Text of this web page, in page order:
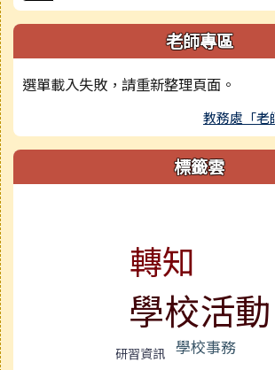
老師專區
選單載入失敗，請重新整理頁面。
教務處「老
標籤雲
轉知
學校活動
研習資訊 學校事務